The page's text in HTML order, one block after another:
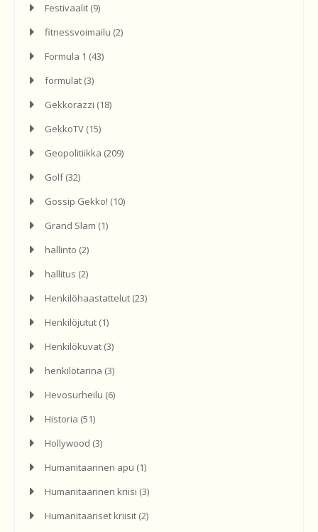
Festivaalit (9)
fitnessvoimailu (2)
Formula 1 (43)
formulat (3)
Gekkorazzi (18)
GekkoTV (15)
Geopolitiikka (209)
Golf(32)
Gossip Gekko! (10)
Grand Slam (1)
hallinto (2)
hallitus (2)
Henkilöhaastattelut (23)
Henkilöjutut (1)
Henkilökuvat (3)
henkilötarina (3)
Hevosurheilu (6)
Historia (51)
Hollywood (3)
Humanitaarinen apu (1)
Humanitaarinen kriisi (3)
Humanitaariset kriisit (2)